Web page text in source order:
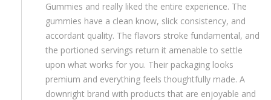
Gummies and really liked the entire experience. The
gummies have a clean know, slick consistency, and
accordant quality. The flavors stroke fundamental, and
the portioned servings return it amenable to settle
upon what works for you. Their packaging looks
premium and everything feels thoughtfully made. A
downright brand with products that are enjoyable and